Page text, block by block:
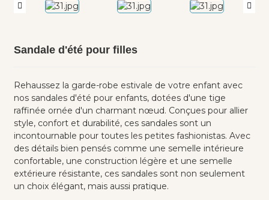
Sandale d'été pour filles
Rehaussez la garde-robe estivale de votre enfant avec
nos sandales d'été pour enfants, dotées d'une tige
raffinée ornée d'un charmant nœud. Conçues pour allier
style, confort et durabilité, ces sandales sont un
incontournable pour toutes les petites fashionistas. Avec
des détails bien pensés comme une semelle intérieure
confortable, une construction légère et une semelle
extérieure résistante, ces sandales sont non seulement
un choix élégant, mais aussi pratique.